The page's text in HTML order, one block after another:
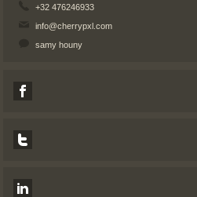
+32 476246933
info@cherrypxl.com
samy houny